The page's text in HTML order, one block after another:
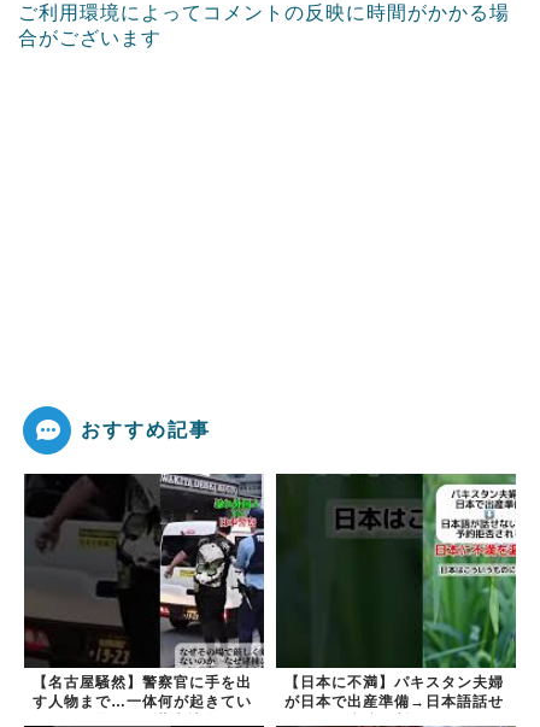
ご利用環境によってコメントの反映に時間がかかる場
合がございます
おすすめ記事
【名古屋騒然】警察官に手を出
す人物まで…一体何が起きてい
【日本に不満】パキスタン夫婦
が日本で出産準備→日本語話せ